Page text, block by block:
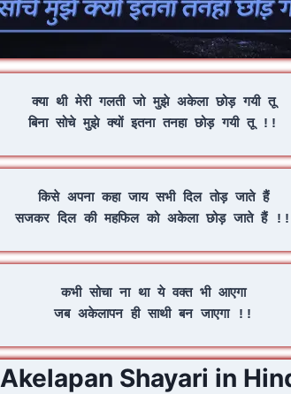
क्या थी मेरी गलती जो मुझे अकेला छोड़ गयी तू
बिना सोचे मुझे क्यों इतना तनहा छोड़ गयी तू !!
किसे अपना कहा जाय सभी दिल तोड़ जाते हैं
सजकर दिल की महफिल को अकेला छोड़ जाते हैं !!
कभी सोचा ना था ये वक्त भी आएगा
जब अकेलापन ही साथी बन जाएगा !!
Akelapan Shayari in